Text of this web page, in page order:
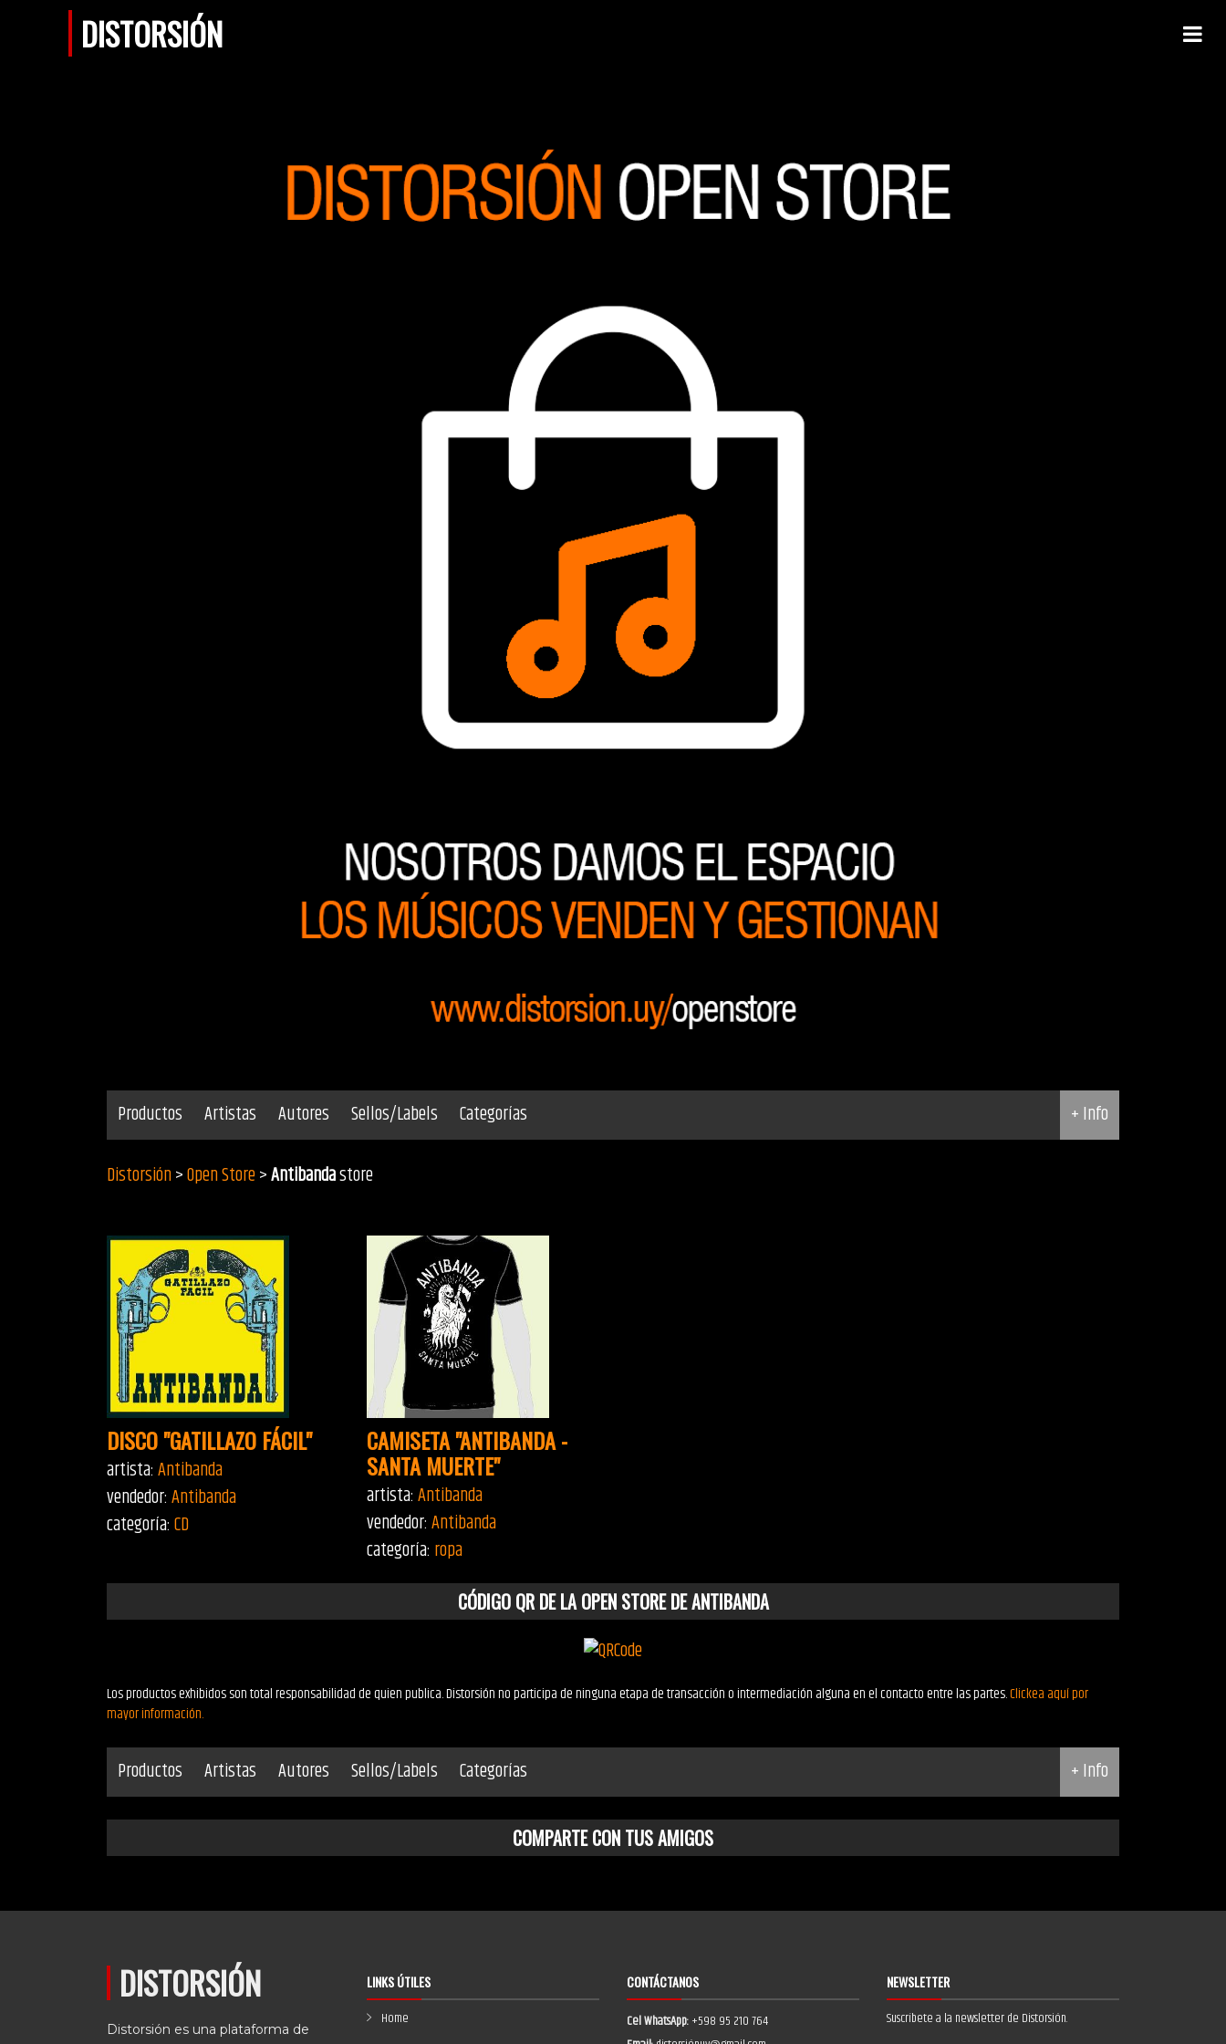
DISTORSIÓN
Productos Artistas Autores Sellos/Labels Categorías + Info
Distorsión>Open Store>Antibandastore
DISCO "GATILLAZO FÁCIL"
artista:Antibanda
vendedor:Antibanda
categoría:CD
CAMISETA "ANTIBANDA -
SANTA MUERTE"
artista:Antibanda
vendedor:Antibanda
categoría: ropa
CÓDIGO QR DE LA OPEN STORE DE ANTIBANDA
Los productos exhibidos son total responsabilidad de quien publica. Distorsión no participa de ninguna etapa de transacción o intermediación alguna en el contacto entre las partes.Clickea aquí por
mayor información.
Productos Artistas Autores Sellos/Labels Categorías + Info
COMPARTE CON TUS AMIGOS
DISTORSIÓN
Distorsión es una plataforma de
LINKS ÚTILES
Home
CONTÁCTANOS
Cel WhatsApp:+598 95 210 764
NEWSLETTER
Suscríbete a la newsletter de Distorsión.